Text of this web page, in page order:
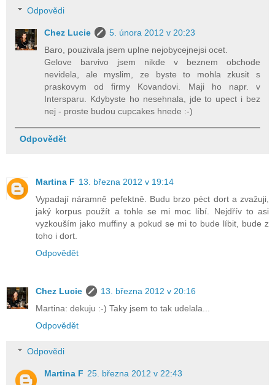
Odpovědi
Chez Lucie
5. února 2012 v 20:23
Baro, pouzivala jsem uplne nejobycejnejsi ocet.
Gelove barvivo jsem nikde v beznem obchode
nevidela, ale myslim, ze byste to mohla zkusit s
praskovym od firmy Kovandovi. Maji ho napr. v
Intersparu. Kdybyste ho nesehnala, jde to upect i bez
nej - proste budou cupcakes hnede :-)
Odpovědět
Martina F 13. března 2012 v 19:14
Vypadají náramně pefektně. Budu brzo péct dort a zvažuji,
jaký korpus použít a tohle se mi moc líbí. Nejdřív to asi
vyzkouším jako muffiny a pokud se mi to bude líbit, bude z
toho i dort.
Odpovědět
Chez Lucie
13. března 2012 v 20:16
Martina: dekuju :-) Taky jsem to tak udelala...
Odpovědět
Odpovědi
Martina F 25. března 2012 v 22:43